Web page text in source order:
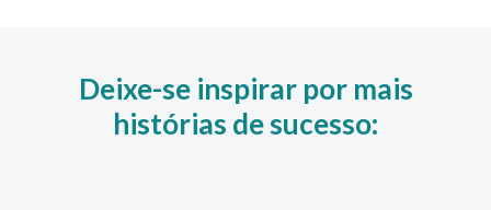
Deixe-se inspirar por mais
histórias de sucesso: